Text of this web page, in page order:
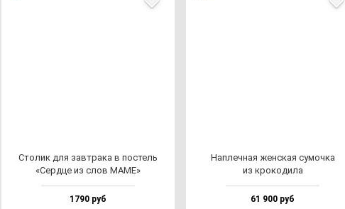
Сто­лик для зав­тра­ка в пос­тель
«Сер­дце из слов МАМЕ»
1790 руб
Нап­леч­ная жен­ская су­моч­ка
из кро­ко­ди­ла
61 900 руб